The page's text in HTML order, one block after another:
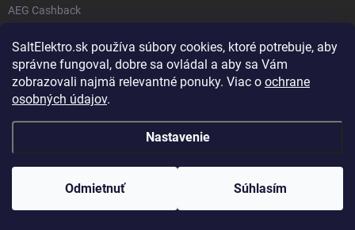
SaltElektro.sk používa súbory cookies, ktoré potrebuje, aby
správne fungoval, dobre sa ovládal a aby sa Vám
zobrazovali najmä relevantné ponuky. Viac o ochrane
osobných údajov.
Nastavenie
Odmietnuť Súhlasím
AEG Cashback
Benefity výrobkov a značiek
SLUŽBY V PREDAJNI
Cenová ponuka na spotrebiče
Predaj satelitnej techniky
Skladanie PC zostavy